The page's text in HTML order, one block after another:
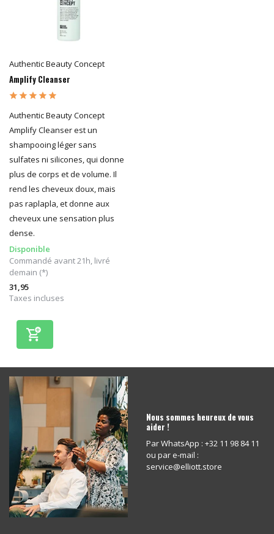
Authentic Beauty Concept
Amplify Cleanser
Authentic Beauty Concept
Amplify Cleanser est un
shampooing léger sans
sulfates ni silicones, qui donne
plus de corps et de volume. Il
rend les cheveux doux, mais
pas raplapla, et donne aux
cheveux une sensation plus
dense.
Disponible
Commandé avant 21h, livré
demain (*)
31,95
Taxes incluses
Nous sommes heureux de vous
aider !
Par WhatsApp : +32 11 98 84 11
ou par e-mail :
service@elliott.store